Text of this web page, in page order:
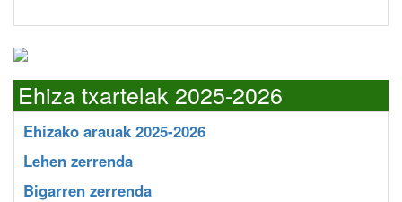
Ehiza txartelak 2025-2026
Ehizako arauak 2025-2026
Lehen zerrenda
Bigarren zerrenda